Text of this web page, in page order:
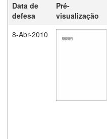
Data de
defesa
Pré-
visualização
8-Abr-2010